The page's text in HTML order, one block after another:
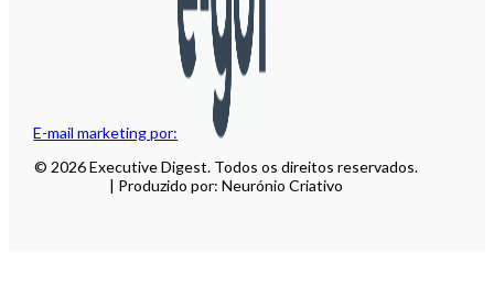
E-mail marketing por:
© 2026 Executive Digest. Todos os direitos reservados.
| Produzido por: Neurónio Criativo